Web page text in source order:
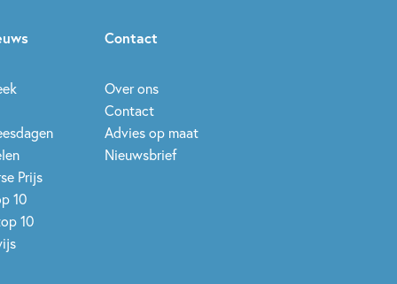
Prijs
10
10
Contact
Over ons
Contact
Advies op maat
Nieuwsbrief